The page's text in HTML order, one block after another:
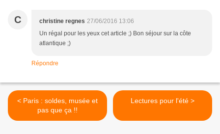
C christine regnes 27/06/2016 13:06
Un régal pour les yeux cet article ;) Bon séjour sur la côte
atlantique ;)
Répondre
< Paris : soldes, musée et
pas que ça !!
Lectures pour l'été >